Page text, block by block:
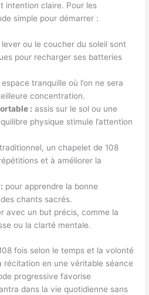
intention claire. Pour les
simple pour démarrer :
lever ou le coucher du soleil sont
pour recharger ses batteries
espace tranquille où l’on ne sera
concentration.
: assis sur le sol ou une
physique stimule l’attention
un chapelet de 108
et à améliorer la
pour apprendre la bonne
chants sacrés.
avec un but précis, comme la
ou la clarté mentale.
fois selon le temps et la volonté
en une véritable séance
progressive favorise
dans la vie quotidienne sans